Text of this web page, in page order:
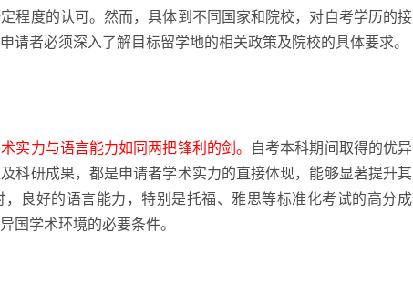
程度的认可。然而，具体到不同国家和院校，对自考学历的接
请者必须深入了解目标留学地的相关政策及院校的具体要求。
实力与语言能力如同两把锋利的剑。
自考本科期间取得的优异
科研成果，都是申请者学术实力的直接体现，能够显著提升其
良好的语言能力，特别是托福、雅思等标准化考试的高分成
国学术环境的必要条件。